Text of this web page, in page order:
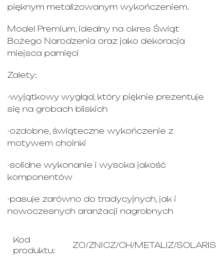
pięknym metalizowanym wykończeniem.
Model Premium, idealny na okres Świąt
Bożego Narodzenia oraz jako dekoracja
miejsca pamięci
Zalety:
-wyjątkowy wygląd, który pięknie prezentuje
się na grobach bliskich
-ozdobne, świąteczne wykończenie z
motywem choinki
-solidne wykonanie i wysoka jakość
komponentów
-pasuje zarówno do tradycyjnych, jak i
nowoczesnych aranżacji nagrobnych
Kod
produktu:
ZO/ZNICZ/CH/METALIZ/SOLARIS